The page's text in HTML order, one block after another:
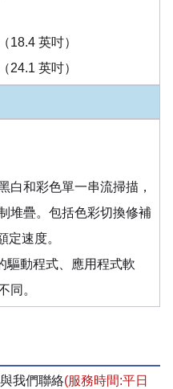
18.4 英吋）
24.1 英吋）
白和彩色單一串流掃描，
堆疊。包括色彩切換修補
定速度。
驅動程式、應用程式軟
同。
我們聯絡(服務時間:平日